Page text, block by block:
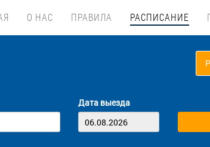
О НАС ПРАВИЛА РАСПИСАНИЕ
Дата выезда